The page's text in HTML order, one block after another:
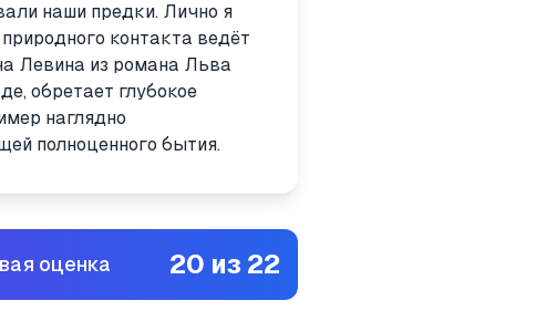
наши предки. Лично я
контакта ведёт
Левина из романа Льва
обретает глубокое
наглядно
полноценного бытия.
оценка 20 из 22